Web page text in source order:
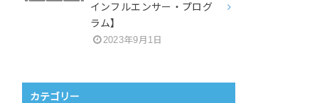
インフルエンサー・プログ
ラム】
2023年9月1日
カテゴリー